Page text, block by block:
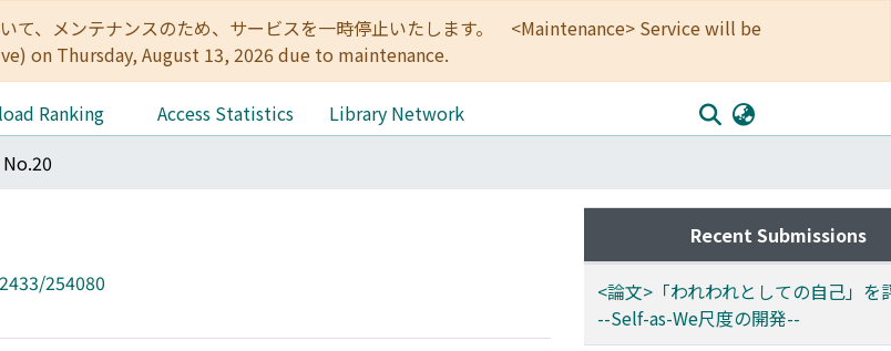
て、メンテナンスのため、サービスを一時停止いたします。 <Maintenance> Service will be
on Thursday, August 13, 2026 due to maintenance.
Ranking Access Statistics
Library Network
No.20
254080
Recent Submissions
<論文>「われわれとしての自己」を
--Self-as-We尺度の開発--